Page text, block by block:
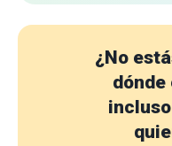
¿No
dónde